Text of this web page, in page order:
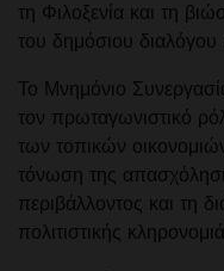
τη Φιλοξενία και τη
του δημόσιου διαλόγου
Το Μνημόνιο
τον πρωταγωνιστικό
των τοπικών
τόνωση της
περιβάλλοντος και τη
πολιτιστικής